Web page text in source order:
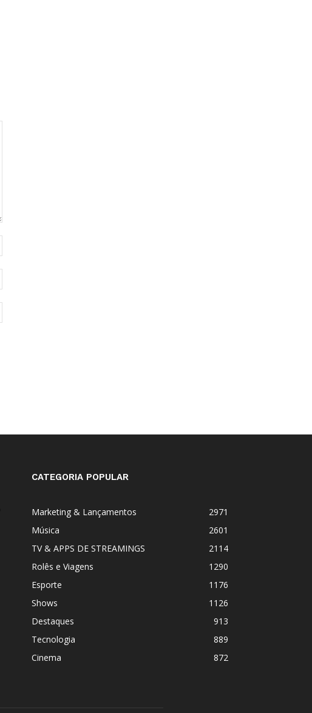
CATEGORIA POPULAR
Marketing & Lançamentos
2971
Música
2601
TV & APPS DE STREAMINGS
2114
Rolês e Viagens
1290
Esporte
1176
Shows
1126
Destaques
913
Tecnologia
889
Cinema
872